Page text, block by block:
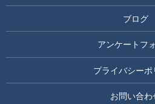
ブログ
アンケートフ
プライバシーポ
お問い合わ